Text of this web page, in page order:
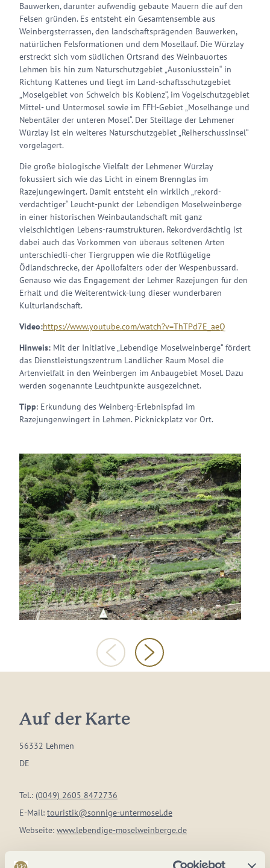
Bauwerken, darunter aufwendig gebaute Mauern die auf den
Felsen gründen. Es entsteht ein Gesamtensemble aus
Weinbergsterrassen, den landschaftsprägenden Bauwerken,
natürlichen Felsformationen und dem Mosellauf. Die Würzlay
erstreckt sich vom südlichen Ortsrand des Weinbauortes
Lehmen bis hin zum Naturschutzgebiet „Ausoniusstein“ in
Richtung Kattenes und liegt im Land-schaftsschutzgebiet
„Moselgebiet von Schweich bis Koblenz“, im Vogelschutzgebiet
Mittel- und Untermosel sowie im FFH-Gebiet „Moselhänge und
Nebentäler der unteren Mosel“. Der Steillage der Lehmener
Würzlay ist ein weiteres Naturschutzgebiet „Reiherschussinsel“
vorgelagert.
Die große biologische Vielfalt der Lehmener Würzlay
fokussiert sich wie das Licht in einem Brennglas im
Razejungewingert. Damit entsteht ein wirklich „rekord-
verdächtiger“ Leucht-punkt der Lebendigen Moselweinberge
in einer historischen Weinbaulandschaft mit ganz
vielschichtigen Lebens-raumstrukturen. Rekordverdächtig ist
dabei auch das Vorkommen von überaus seltenen Arten
unterschiedli-cher Tiergruppen wie die Rotflügelige
Ödlandschrecke, der Apollofalters oder der Wespenbussard.
Genauso wie das Engagement der Lehmer Razejungen für den
Erhalt und die Weiterentwick-lung dieser wunderbaren
Kulturlandschaft.
Video:https://www.youtube.com/watch?v=ThTPd7E_aeQ
Hinweis: Mit der Initiative „Lebendige Moselweinberge“ fördert
das Dienstleistungszentrum Ländlicher Raum Mosel die
Artenvielfalt in den Weinbergen im Anbaugebiet Mosel. Dazu
werden sogenannte Leuchtpunkte ausgezeichnet.
Tipp: Erkundung des Weinberg-Erlebnispfad im
Razejungenwingert in Lehmen. Picknickplatz vor Ort.
Auf der Karte
56332 Lehmen
DE
Tel.: (0049) 2605 8472736
E-Mail: touristik@sonnige-untermosel.de
Webseite: www.lebendige-moselweinberge.de